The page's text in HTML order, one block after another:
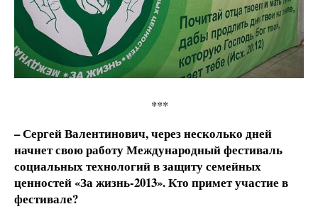
***
– Сергей Валентинович, через несколько дней
начнет свою работу Международный фестиваль
социальных технологий в защиту семейных
ценностей «За жизнь-2013». Кто примет участие в
фестивале?